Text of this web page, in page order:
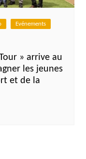
Evénements
» arrive au
les jeunes
et de la